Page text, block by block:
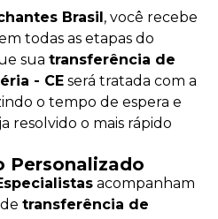
Brasil, você recebe
todas as etapas do
sua transferência de
- CE será tratada com a
o tempo de espera e
resolvido o mais rápido
Personalizado
acompanham
transferência de